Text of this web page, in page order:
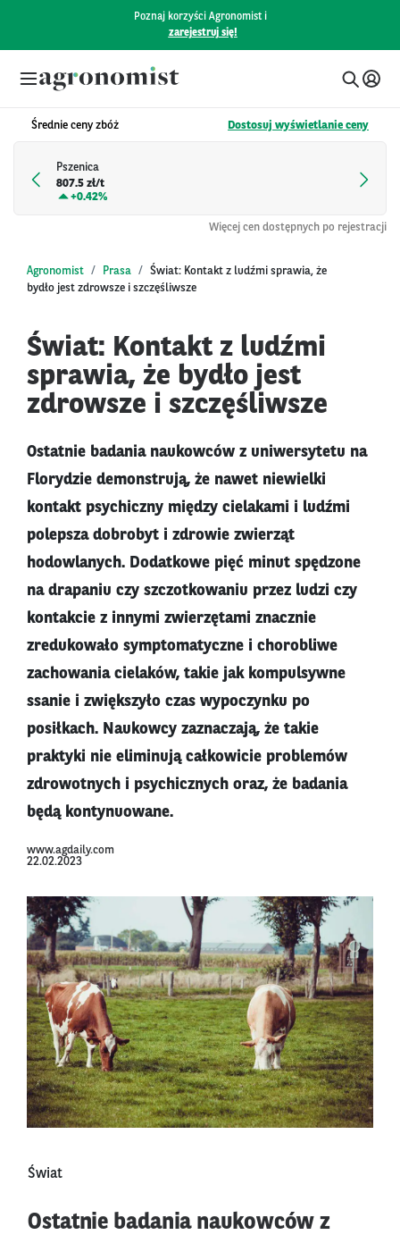
Poznaj korzyści Agronomist i
zarejestruj się!
Średnie ceny zbóż Dostosuj wyświetlanie ceny
Pszenica
807.5 zł/t
+0.42%
Więcej cen dostępnych po rejestracji
Agronomist Prasa
Świat: Kontakt z ludźmi sprawia, że
bydło jest zdrowsze i szczęśliwsze
Świat: Kontakt z ludźmi
sprawia, że bydło jest
zdrowsze i szczęśliwsze
Ostatnie badania naukowców z uniwersytetu na
Florydzie demonstrują, że nawet niewielki
kontakt psychiczny między cielakami i ludźmi
polepsza dobrobyt i zdrowie zwierząt
hodowlanych. Dodatkowe pięć minut spędzone
na drapaniu czy szczotkowaniu przez ludzi czy
kontakcie z innymi zwierzętami znacznie
zredukowało symptomatyczne i chorobliwe
zachowania cielaków, takie jak kompulsywne
ssanie i zwiększyło czas wypoczynku po
posiłkach. Naukowcy zaznaczają, że takie
praktyki nie eliminują całkowicie problemów
zdrowotnych i psychicznych oraz, że badania
będą kontynuowane.
www.agdaily.com
22.02.2023
Świat
Ostatnie badania naukowców z